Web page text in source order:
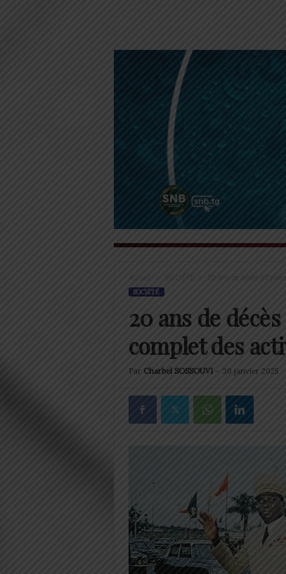
Accueil 20 ans de décès
SOCIÉTÉ
20 ans de
complet des
Par Charbel SOSSOUVI- 30 janvier 2025